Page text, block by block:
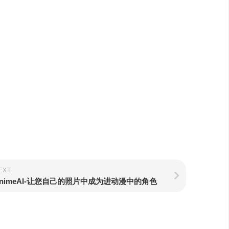
让您自己的照片中成为进动漫中的角色